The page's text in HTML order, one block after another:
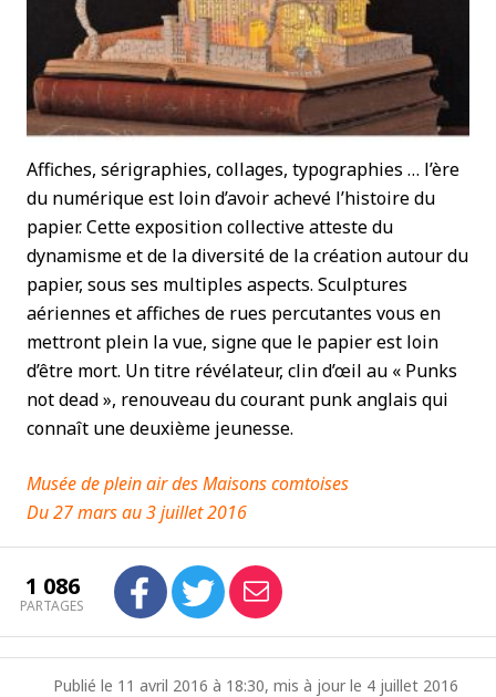
Affiches, sérigraphies, collages, typographies … l’ère
du numérique est loin d’avoir achevé l’histoire du
papier. Cette exposition collective atteste du
dynamisme et de la diversité de la création autour du
papier, sous ses multiples aspects. Sculptures
aériennes et affiches de rues percutantes vous en
mettront plein la vue, signe que le papier est loin
d’être mort. Un titre révélateur, clin d’œil au « Punks
not dead », renouveau du courant punk anglais qui
connaît une deuxième jeunesse.
Musée de plein air des Maisons comtoises
Du 27 mars au 3 juillet 2016
1 086
PARTAGES
Publié le 11 avril 2016 à 18:30, mis à jour le 4 juillet 2016